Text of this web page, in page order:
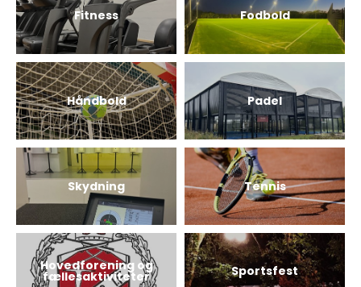
Fitness Fodbold
Håndbold Padel
Skydning Tennis
Hovedforening og
fællesaktiviteter Sportsfest